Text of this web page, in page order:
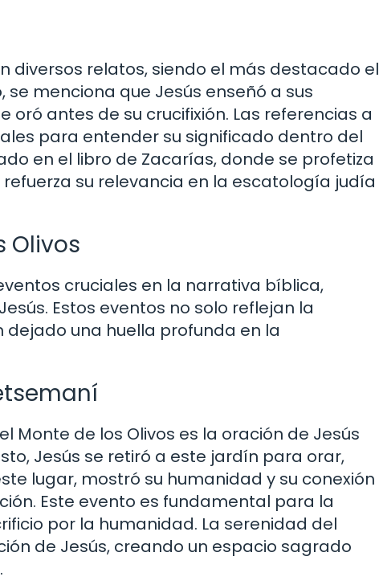
diversos relatos, siendo el más destacado el
se menciona que Jesús enseñó a sus
antes de su crucifixión. Las referencias a
para entender su significado dentro del
en el libro de Zacarías, donde se profetiza
su relevancia en la escatología judía
Olivos
cruciales en la narrativa bíblica,
Estos eventos no solo reflejan la
una huella profunda en la
Monte de los Olivos es la oración de Jesús
Jesús se retiró a este jardín para orar,
lugar, mostró su humanidad y su conexión
Este evento es fundamental para la
por la humanidad. La serenidad del
de Jesús, creando un espacio sagrado